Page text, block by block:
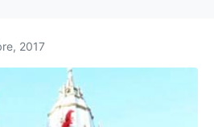
2017